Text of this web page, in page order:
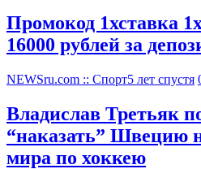
Промокод 1хставка
16000 рублей за
NEWSru.com :: Спорт5 лет спустя
Владислав Третьяк
“наказать” Швецию
мира по хоккею